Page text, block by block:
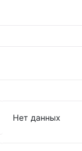
Нет данных